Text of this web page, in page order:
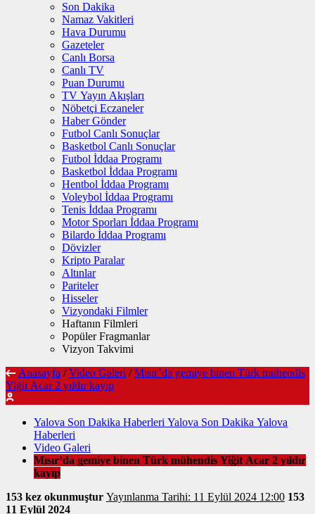
Son Dakika
Namaz Vakitleri
Hava Durumu
Gazeteler
Canlı Borsa
Canlı TV
Puan Durumu
TV Yayın Akışları
Nöbetçi Eczaneler
Haber Gönder
Futbol Canlı Sonuçlar
Basketbol Canlı Sonuçlar
Futbol İddaa Programı
Basketbol İddaa Programı
Hentbol İddaa Programı
Voleybol İddaa Programı
Tenis İddaa Programı
Motor Sporları İddaa Programı
Bilardo İddaa Programı
Dövizler
Kripto Paralar
Altınlar
Pariteler
Hisseler
Vizyondaki Filmler
Haftanın Filmleri
Popüler Fragmanlar
Vizyon Takvimi
Anasayfa / Video Galeri / Mısır’da gemiye binen Türk mühendis
Yiğit Acar 2 yıldır kayıp
Yalova Son Dakika Haberleri Yalova Son Dakika Yalova
Haberleri
Video Galeri
Mısır’da gemiye binen Türk mühendis Yiğit Acar 2 yıldır
kayıp
153 kez okunmuştur
Yayınlanma Tarihi: 11 Eylül 2024 12:00 153
11 Eylül 2024